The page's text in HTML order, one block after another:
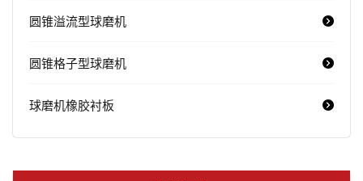
圆锥溢流型球磨机
圆锥格子型球磨机
球磨机橡胶衬板